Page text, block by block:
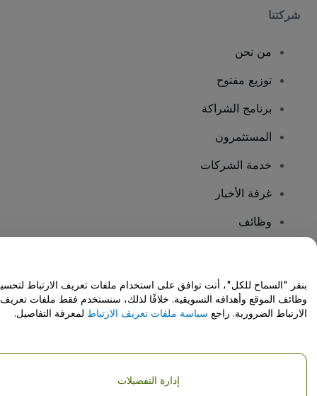
شركتنا
من نحن
توزيع مفتوح
برنامج الشراكة
المستثمرون
خدمة الشركات
غرفة الأخبار
وظائف
مركز المساعدة / اتصل بنا
حقوق النشر © شركة فياجوجو المحدودة 2026
تفاصيل الشركة
بنقر "السماح للكل"، أنت توافق على استخدام ملفات تعريف الارتباط
وظائف الموقع وأهدافه التسويقية. خلافًا لذلك، سنستخدم فقط ملفات تعريف
الارتباط الضرورية. راجع سياسة ملفات تعريف الارتباط لمعرفة التفاصيل.
إدارة التفضيلات